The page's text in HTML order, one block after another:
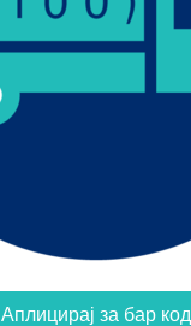
Аплицирај за бар код